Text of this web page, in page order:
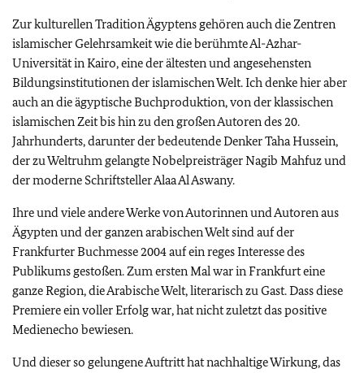
Zur kulturellen Tradition Ägyptens gehören auch die Zentren
islamischer Gelehrsamkeit wie die berühmte Al-Azhar-
Universität in Kairo, eine der ältesten und angesehensten
Bildungsinstitutionen der islamischen Welt. Ich denke hier aber
auch an die ägyptische Buchproduktion, von der klassischen
islamischen Zeit bis hin zu den großen Autoren des 20.
Jahrhunderts, darunter der bedeutende Denker Taha Hussein,
der zu Weltruhm gelangte Nobelpreisträger Nagib Mahfuz und
der moderne Schriftsteller Alaa Al Aswany.
Ihre und viele andere Werke von Autorinnen und Autoren aus
Ägypten und der ganzen arabischen Welt sind auf der
Frankfurter Buchmesse 2004 auf ein reges Interesse des
Publikums gestoßen. Zum ersten Mal war in Frankfurt eine
ganze Region, die Arabische Welt, literarisch zu Gast. Dass diese
Premiere ein voller Erfolg war, hat nicht zuletzt das positive
Medienecho bewiesen.
Und dieser so gelungene Auftritt hat nachhaltige Wirkung, das